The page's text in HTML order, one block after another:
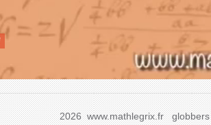
2026 www.mathlegrix.frglobbers